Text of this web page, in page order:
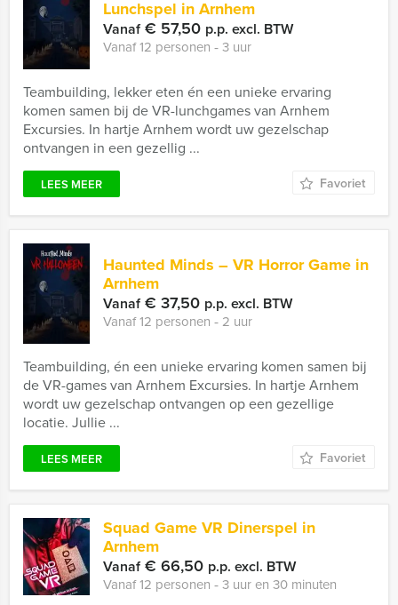
Lunchspel in Arnhem
Vanaf€ 57,50 p.p. excl. BTW
Vanaf 12 personen ‐ 3 uur
Teambuilding, lekker eten én een unieke ervaring
komen samen bij de VR-lunchgames van Arnhem
Excursies. In hartje Arnhem wordt uw gezelschap
ontvangen in een gezellig ...
LEES MEER Favoriet
Haunted Minds – VR Horror Game in
Arnhem
Vanaf€ 37,50 p.p. excl. BTW
Vanaf 12 personen ‐ 2 uur
Teambuilding, én een unieke ervaring komen samen bij
de VR-games van Arnhem Excursies. In hartje Arnhem
wordt uw gezelschap ontvangen op een gezellige
locatie. Jullie ...
LEES MEER Favoriet
Squad Game VR Dinerspel in
Arnhem
Vanaf€ 66,50 p.p. excl. BTW
Vanaf 12 personen ‐ 3 uur en 30 minuten